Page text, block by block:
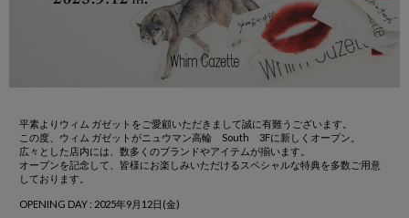
平素よりウィム ガゼットをご愛顧いただきまして誠に有難うございます。
この度、ウィム ガゼットがニュウマン高輪 South 3Fに新しくオープン。
広々とした店内には、数多くのブランドやアイテムが揃います。
オープンを記念して、皆様にお楽しみいただけるスペシャルな特典を多数ご用意
しております。
OPENING DAY : 2025年9月12日(金)